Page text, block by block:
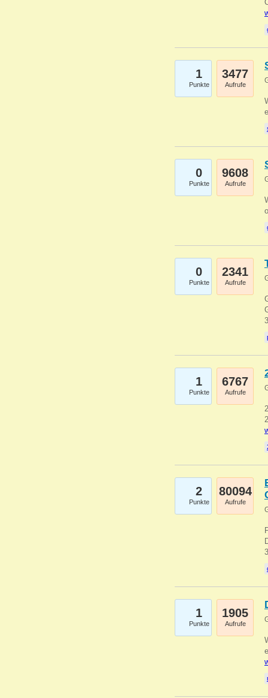
1
Punkte
3477
Aufrufe
0
Punkte
9608
Aufrufe
0
Punkte
2341
Aufrufe
1
Punkte
6767
Aufrufe
2
Punkte
80094
Aufrufe
1
Punkte
1905
Aufrufe